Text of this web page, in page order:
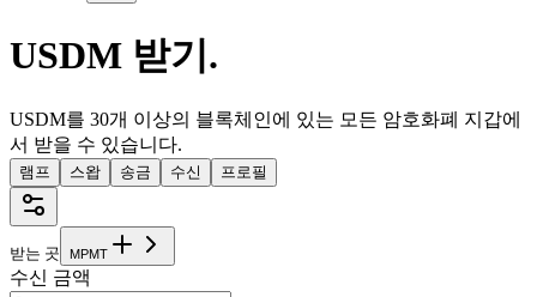
USDM 받기.
USDM를 30개 이상의 블록체인에 있는 모든 암호화폐 지갑에
서 받을 수 있습니다.
램프 스왑 송금 수신 프로필
받는 곳 MPMT
수신 금액